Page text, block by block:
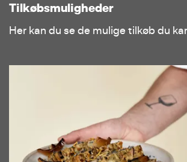
Tilkøbsmuligheder
Her kan du se de mulige tilkøb du